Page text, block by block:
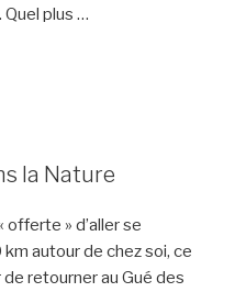
plus …
la Nature
offerte » d’aller se
autour de chez soi, ce
retourner au Gué des